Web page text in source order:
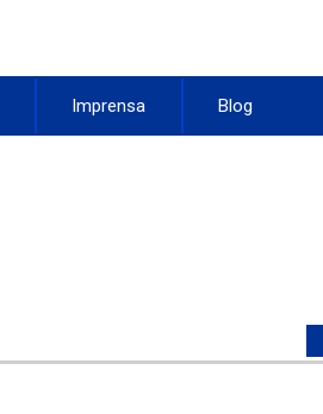
Imprensa Blog